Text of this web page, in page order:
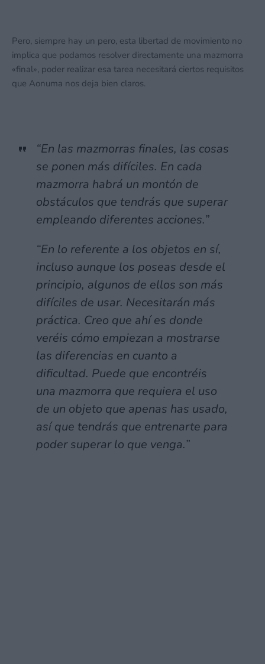
Pero, siempre hay un pero, esta libertad de movimiento no
implica que podamos resolver directamente una mazmorra
«final», poder realizar esa tarea necesitará ciertos requisitos
que Aonuma nos deja bien claros.
“En las mazmorras finales, las cosas
se ponen más difíciles. En cada
mazmorra habrá un montón de
obstáculos que tendrás que superar
empleando diferentes acciones.”
“En lo referente a los objetos en sí,
incluso aunque los poseas desde el
principio, algunos de ellos son más
difíciles de usar. Necesitarán más
práctica. Creo que ahí es donde
veréis cómo empiezan a mostrarse
las diferencias en cuanto a
dificultad. Puede que encontréis
una mazmorra que requiera el uso
de un objeto que apenas has usado,
así que tendrás que entrenarte para
poder superar lo que venga.”